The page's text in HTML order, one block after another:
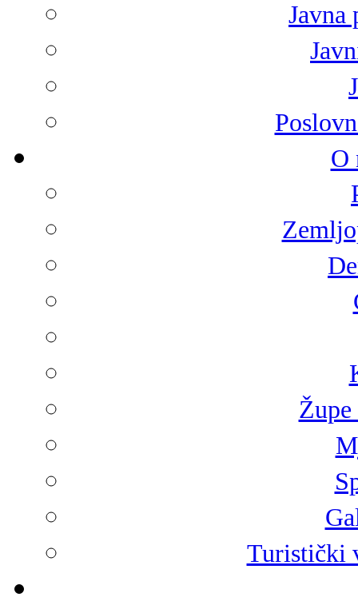
Javna
O
Turistički